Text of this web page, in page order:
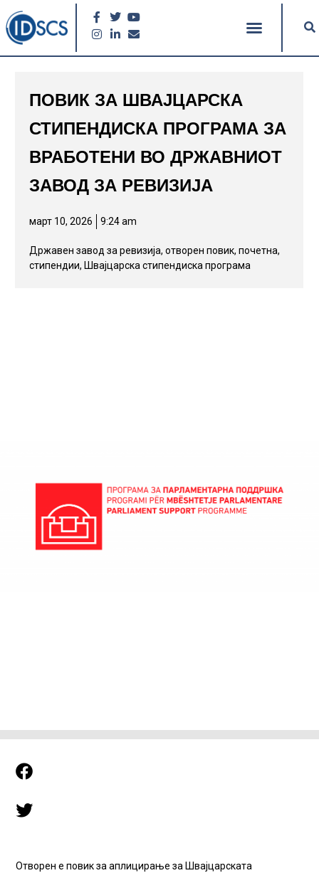
ПОВИК ЗА ШВАЈЦАРСКА
СТИПЕНДИСКА ПРОГРАМА ЗА
ВРАБОТЕНИ ВО ДРЖАВНИОТ
ЗАВОД ЗА РЕВИЗИЈА
март 10, 2026 9:24 am
Државен завод за ревизија,отворен повик,почетна,
стипендии, Швајцарска стипендиска програма
Отворен е повик за аплицирање за Швајцарската